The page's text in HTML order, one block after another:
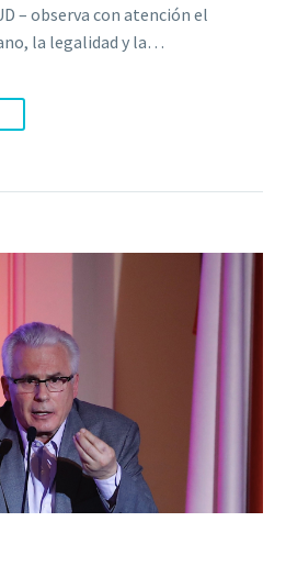
– observa con atención el
la legalidad y la…